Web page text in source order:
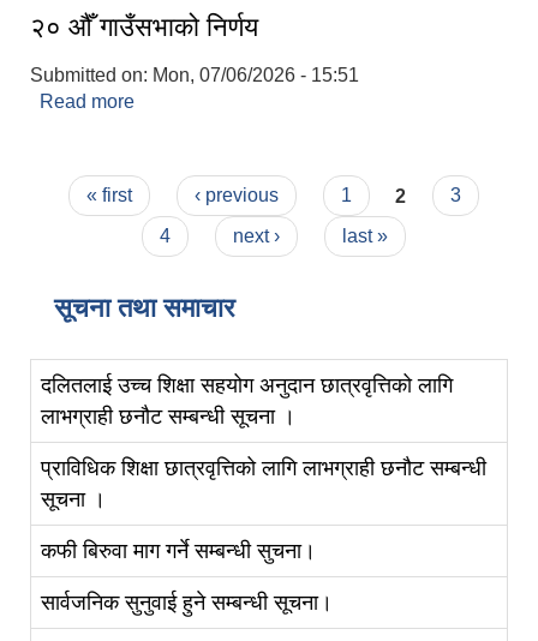
२० औँ गाउँसभाको निर्णय
Submitted on: Mon, 07/06/2026 - 15:51
Read more
Pages
« first ‹ previous 1 2
3
4
next › last »
सूचना तथा समाचार
दलितलाई उच्च शिक्षा सहयोग अनुदान छात्रवृत्तिको लागि
लाभग्राही छनौट सम्बन्धी सूचना ।
प्राविधिक शिक्षा छात्रवृत्तिको लागि लाभग्राही छनौट सम्बन्धी
सूचना ।
कफी बिरुवा माग गर्ने सम्बन्धी सुचना।
सार्वजनिक सुनुवाई हुने सम्बन्धी सूचना।